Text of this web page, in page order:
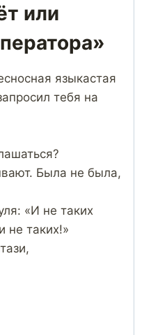
или
языкастая
тебя на
Была не была,
«И не таких
не таких!»